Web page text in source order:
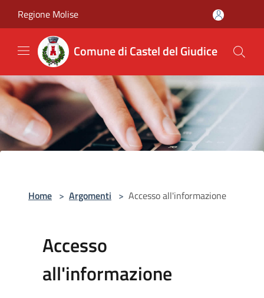
Regione Molise
Comune di Castel del Giudice
Home > Argomenti > Accesso all'informazione
Accesso
all'informazione